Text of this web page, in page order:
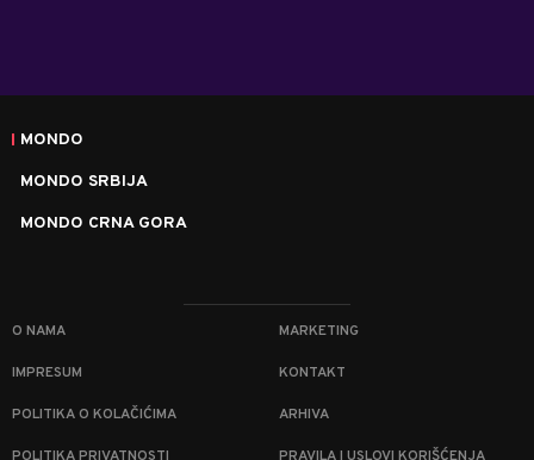
MONDO
MONDO SRBIJA
MONDO CRNA GORA
O NAMA MARKETING
IMPRESUM KONTAKT
POLITIKA O KOLAČIĆIMA ARHIVA